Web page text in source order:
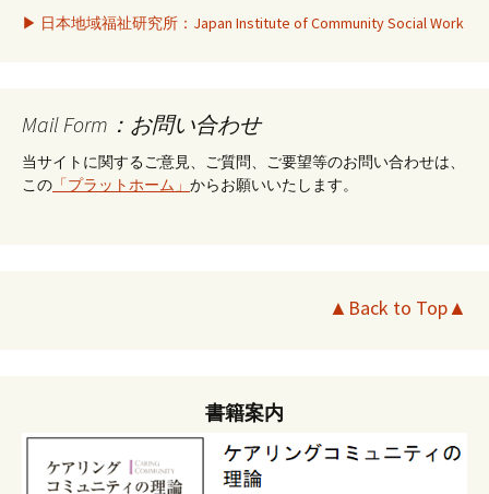
▶ 日本地域福祉研究所：Japan Institute of Community Social Work
Mail Form：お問い合わせ
当サイトに関するご意見、ご質問、ご要望等のお問い合わせは、
この 「プラットホーム」 からお願いいたします。
▲Back to Top▲
書籍案内